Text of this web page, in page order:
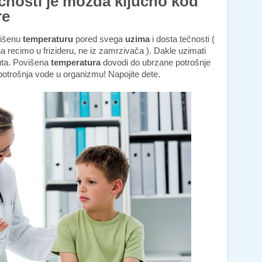
temperaturu pored svega uzimai dosta tečnosti (
recimo u frizideru, ne iz zamrzivača ). Dakle uzimati
Povišena temperaturadovodi do ubrzane potrošnje
vode u organizmu! Napojite dete.